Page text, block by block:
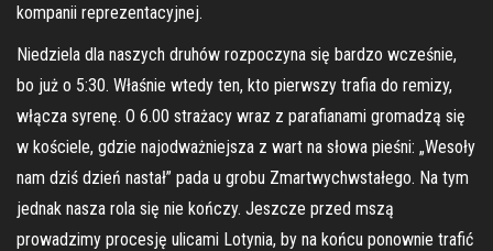
kompanii reprezentacyjnej.
Niedziela dla naszych druhów rozpoczyna się bardzo wcześnie,
bo już o 5:30. Właśnie wtedy ten, kto pierwszy trafia do remizy,
włącza syrenę. O 6.00 strażacy wraz z parafianami gromadzą się
w kościele, gdzie najodważniejsza z wart na słowa pieśni: „Wesoły
nam dziś dzień nastał” pada u grobu Zmartwychwstałego. Na tym
jednak nasza rola się nie kończy. Jeszcze przed mszą
prowadzimy procesję ulicami Lotynia, by na końcu ponownie trafić